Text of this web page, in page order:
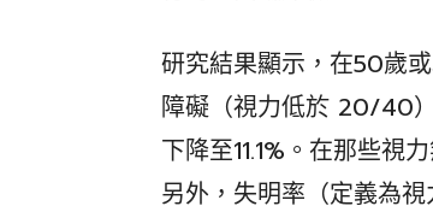
研究結果顯示，在50歲
障礙（視力低於 20/40
下降至11.1%。在那些視
另外，失明率（定義為